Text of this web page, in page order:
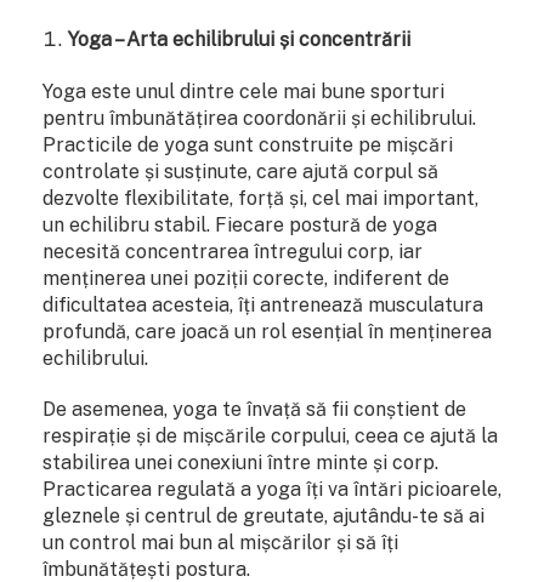
Yoga – Arta echilibrului și concentrării
Yoga este unul dintre cele mai bune sporturi
pentru îmbunătățirea coordonării și echilibrului.
Practicile de yoga sunt construite pe mișcări
controlate și susținute, care ajută corpul să
dezvolte flexibilitate, forță și, cel mai important,
un echilibru stabil. Fiecare postură de yoga
necesită concentrarea întregului corp, iar
menținerea unei poziții corecte, indiferent de
dificultatea acesteia, îți antrenează musculatura
profundă, care joacă un rol esențial în menținerea
echilibrului.
De asemenea, yoga te învață să fii conștient de
respirație și de mișcările corpului, ceea ce ajută la
stabilirea unei conexiuni între minte și corp.
Practicarea regulată a yoga îți va întări picioarele,
gleznele și centrul de greutate, ajutându-te să ai
un control mai bun al mișcărilor și să îți
îmbunătățești postura.